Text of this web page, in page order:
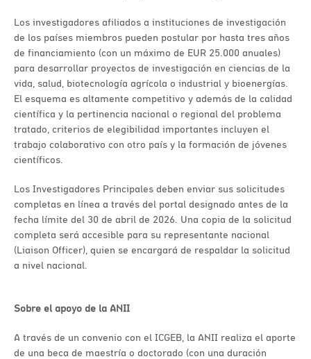
Los investigadores afiliados a instituciones de investigación
de los países miembros pueden postular por hasta tres años
de financiamiento (con un máximo de EUR 25.000 anuales)
para desarrollar proyectos de investigación en ciencias de la
vida, salud, biotecnología agrícola o industrial y bioenergías.
El esquema es altamente competitivo y además de la calidad
científica y la pertinencia nacional o regional del problema
tratado, criterios de elegibilidad importantes incluyen el
trabajo colaborativo con otro país y la formación de jóvenes
científicos.
Los Investigadores Principales deben enviar sus solicitudes
completas en línea a través del portal designado antes de la
fecha límite del 30 de abril de 2026. Una copia de la solicitud
completa será accesible para su representante nacional
(Liaison Officer), quien se encargará de respaldar la solicitud
a nivel nacional.
Sobre el apoyo de la ANII
A través de un convenio con el ICGEB, la ANII realiza el aporte
de una beca de maestría o doctorado (con una duración